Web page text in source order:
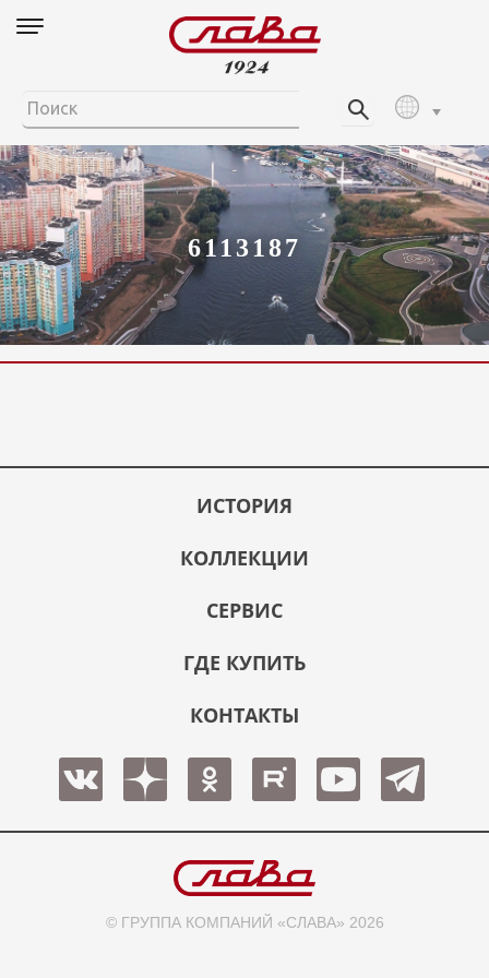
6113187
ИСТОРИЯ
КОЛЛЕКЦИИ
СЕРВИС
ГДЕ КУПИТЬ
КОНТАКТЫ
© ГРУППА КОМПАНИЙ «СЛАВА» 2026